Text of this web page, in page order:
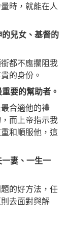
時，就能在人
兒女、基督的
都不應攔阻我
的身份。
要的幫助者。
合適他的禮
而上帝指示我
和順服他，這
妻、一生一
的好方法，任
去面對與解